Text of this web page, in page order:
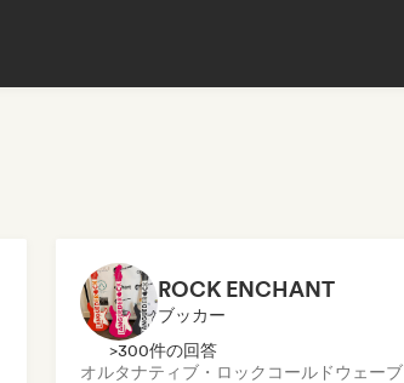
ROCK ENCHANT
ブッカー
>300件の回答
オルタナティブ・ロック コールドウェーブ